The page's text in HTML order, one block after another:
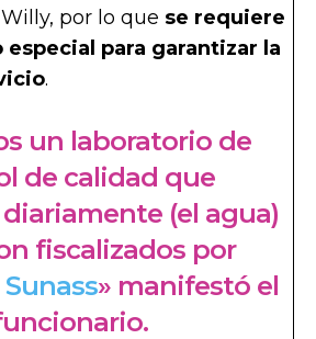
por lo que se requiere
para garantizar la
.
un laboratorio de
de calidad que
(el agua)
fiscalizados por
Sunass» manifestó el